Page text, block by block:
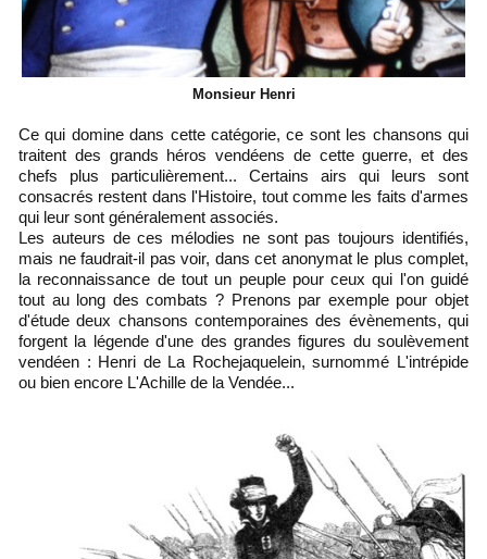
Monsieur Henri
Ce qui domine dans cette catégorie, ce sont les chansons qui
traitent des grands héros vendéens de cette guerre, et des
chefs plus particulièrement... Certains airs qui leurs sont
consacrés restent dans l'Histoire, tout comme les faits d'armes
qui leur sont généralement associés.
Les auteurs de ces mélodies ne sont pas toujours identifiés,
mais ne faudrait-il pas voir, dans cet anonymat le plus complet,
la reconnaissance de tout un peuple pour ceux qui l'on guidé
tout au long des combats ? Prenons par exemple pour objet
d'étude deux chansons contemporaines des évènements, qui
forgent la légende d'une des grandes figures du soulèvement
vendéen : Henri de La Rochejaquelein, surnommé L'intrépide
ou bien encore L'Achille de la Vendée...